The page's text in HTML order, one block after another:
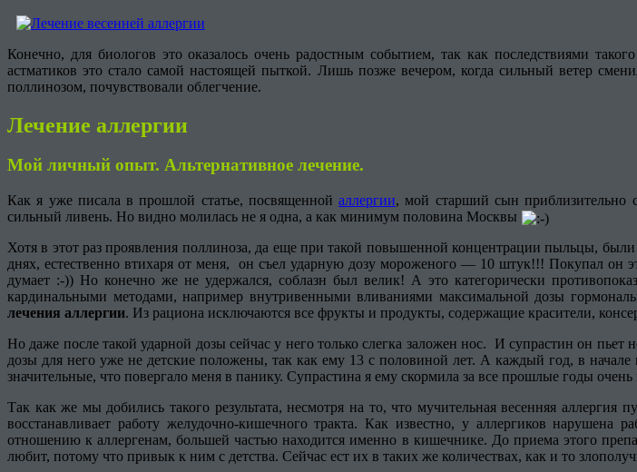
Конечно, для биологов это оказалось очень радостным событием, так как последствиями
астматиков это стало самой настоящей пыткой. Лишь позже вечером, когда сильный ветер
поллинозом, почувствовали облегчение.
Лечение аллергии
Мой личный опыт. Альтернативное лечение.
Как я уже писала в прошлой статье, посвященнойаллергии, мой старший сын приблизительно
сильный ливень. Но видно молилась не я одна, а как минимум половина Москвы
Хотя в этот раз проявления поллиноза, да еще при такой повышенной концентрации пыльцы,
днях, естественно втихаря от меня, он съел ударную дозу мороженого — 10 штук!!! Покупал он
думает :-)) Но конечно же не удержался, соблазн был велик! А это категорически
кардинальными методами, например внутривенными вливаниями максимальной дозы
лечения аллергии. Из рациона исключаются все фрукты и продукты, содержащие красители,
Но даже после такой ударной дозы сейчас у него только слегка заложен нос. И супрастин он
дозы для него уже не детские положены, так как ему 13 с половиной лет. А каждый год, в
значительные, что повергало меня в панику. Супрастина я ему скормила за все прошлые годы очень
Так как же мы добились такого результата, несмотря на то, что мучительная весенняя
восстанавливает работу желудочно-кишечного тракта. Как известно, у аллергиков
отношению к аллергенам, большей частью находится именно в кишечнике. До приема этого
любит, потому что привык к ним с детства. Сейчас ест их в таких же количествах, как и то